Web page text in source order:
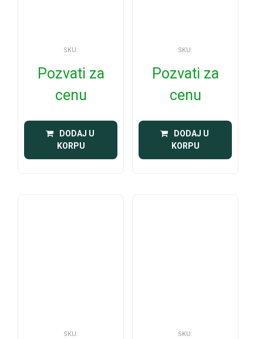
SKU:
Pozvati za
cenu
DODAJ U
KORPU
SKU:
Pozvati za
cenu
DODAJ U
KORPU
SKU: SKU: